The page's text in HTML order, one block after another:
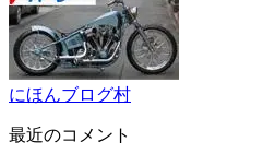
にほんブログ村
最近のコメント